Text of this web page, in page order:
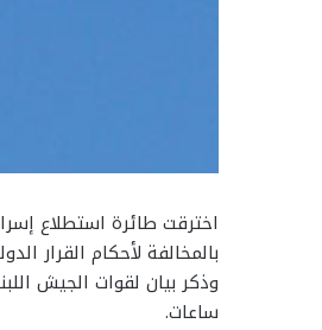
اخترقت طائرة استطلاع
بالمخالفة لأحكام القرار الدولى
وذكر بيان لقوات الجيش
ساعات.